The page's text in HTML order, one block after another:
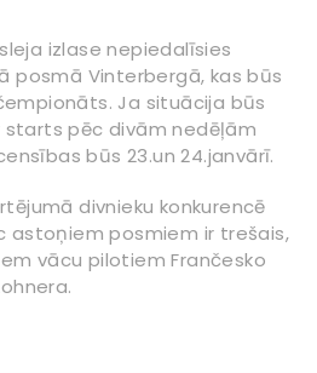
izlase nepiedalīsies
posmā Vinterbergā, kas būs
Ja situācija būs
starts pēc divām nedēļām
būs 23.un 24.janvārī.
divnieku konkurencē
astoņiem posmiem ir trešais,
vācu pilotiem Frančesko